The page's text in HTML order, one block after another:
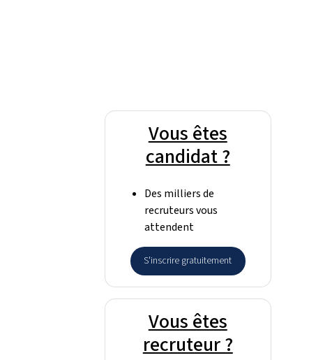
Vous êtes
candidat ?
Des milliers de
recruteurs vous
attendent
S'inscrire gratuitement
Vous êtes
recruteur ?